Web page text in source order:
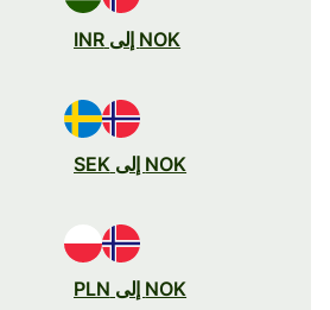
NOK إلى INR
NOK إلى SEK
NOK إلى PLN